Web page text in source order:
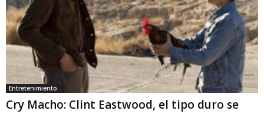
Entretenimiento
Cry Macho: Clint Eastwood, el tipo duro se